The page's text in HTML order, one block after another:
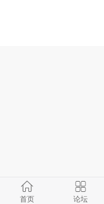
首页 论坛